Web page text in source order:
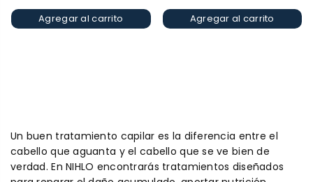
Agregar al carrito Agregar al carrito
Un buen tratamiento capilar es la diferencia entre el
cabello que aguanta y el cabello que se ve bien de
verdad. En NIHLO encontrarás tratamientos diseñados